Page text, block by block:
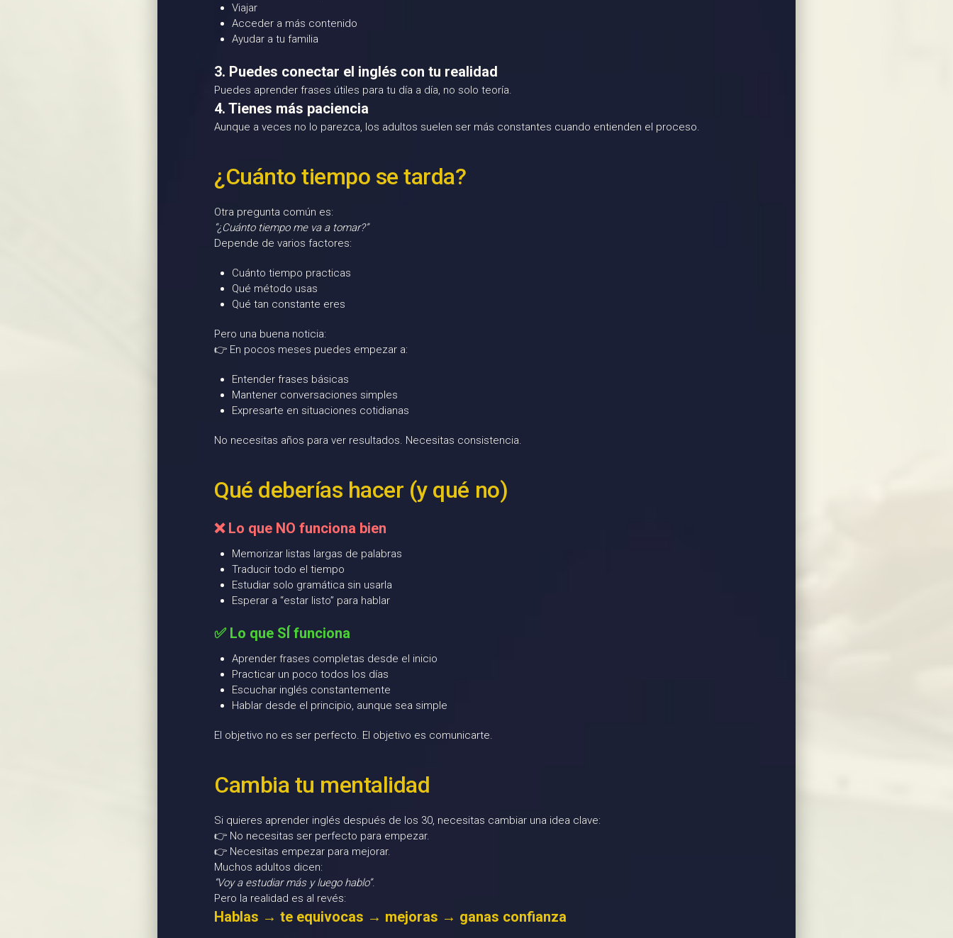
Viajar
Acceder a más contenido
Ayudar a tu familia
3. Puedes conectar el inglés con tu realidad
Puedes aprender frases útiles para tu día a día, no solo teoría.
4. Tienes más paciencia
Aunque a veces no lo parezca, los adultos suelen ser más constantes cuando entienden el proceso.
¿Cuánto tiempo se tarda?
Otra pregunta común es:
“¿Cuánto tiempo me va a tomar?”
Depende de varios factores:
Cuánto tiempo practicas
Qué método usas
Qué tan constante eres
Pero una buena noticia:
👉 En pocos meses puedes empezar a:
Entender frases básicas
Mantener conversaciones simples
Expresarte en situaciones cotidianas
No necesitas años para ver resultados. Necesitas consistencia.
Qué deberías hacer (y qué no)
❌ Lo que NO funciona bien
Memorizar listas largas de palabras
Traducir todo el tiempo
Estudiar solo gramática sin usarla
Esperar a “estar listo” para hablar
✅ Lo que SÍ funciona
Aprender frases completas desde el inicio
Practicar un poco todos los días
Escuchar inglés constantemente
Hablar desde el principio, aunque sea simple
El objetivo no es ser perfecto. El objetivo es comunicarte.
Cambia tu mentalidad
Si quieres aprender inglés después de los 30, necesitas cambiar una idea clave:
👉 No necesitas ser perfecto para empezar.
👉 Necesitas empezar para mejorar.
Muchos adultos dicen:
“Voy a estudiar más y luego hablo”.
Pero la realidad es al revés:
Hablas → te equivocas → mejoras → ganas confianza